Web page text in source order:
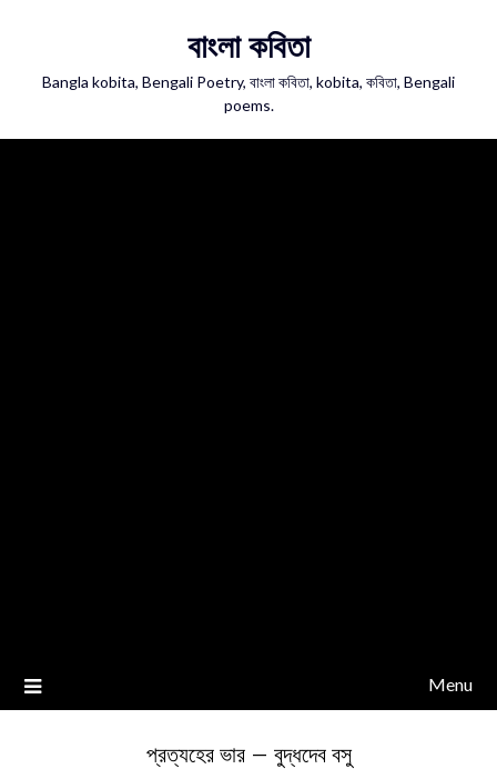
বাংলা কবিতা
Bangla kobita, Bengali Poetry, বাংলা কবিতা, kobita, কবিতা, Bengali
poems.
Menu
প্রত্যহের ভার – বুদ্ধদেব বসু